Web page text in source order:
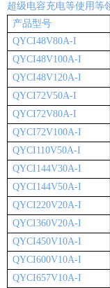
超级电容充电等使用等
产品型号
QYCI48V80A-I
QYCI48V100A-I
QYCI48V120A-I
QYCI72V50A-I
QYCI72V80A-I
QYCI72V100A-I
QYCI110V50A-I
QYCI144V30A-I
QYCI144V50A-I
QYCI220V20A-I
QYCI360V20A-I
QYCI450V10A-I
QYCI600V10A-I
QYCI657V10A-I